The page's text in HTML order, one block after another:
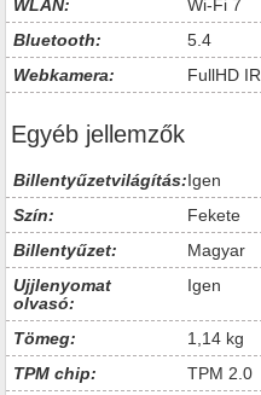
WLAN:
Wi-Fi 7
Bluetooth:
5.4
Webkamera:
FullHD IR
Egyéb jellemzők
Billentyűzetvilágítás:Igen
Szín:
Fekete
Billentyűzet:
Magyar
Ujjlenyomat
olvasó:
Igen
Tömeg:
1,14 kg
TPM chip:
TPM 2.0